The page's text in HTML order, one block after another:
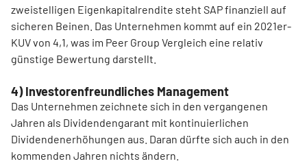
zweistelligen Eigenkapitalrendite steht SAP finanziell auf
sicheren Beinen. Das Unternehmen kommt auf ein 2021er-
KUV von 4,1, was im Peer Group Vergleich eine relativ
günstige Bewertung darstellt.
4) Investorenfreundliches Management
Das Unternehmen zeichnete sich in den vergangenen
Jahren als Dividendengarant mit kontinuierlichen
Dividendenerhöhungen aus. Daran dürfte sich auch in den
kommenden Jahren nichts ändern.